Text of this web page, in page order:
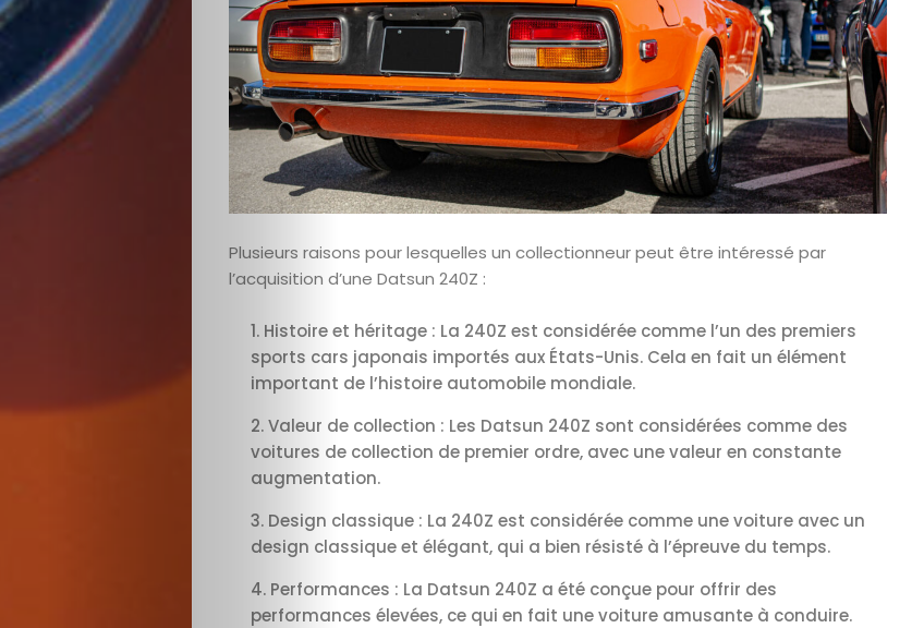
Plusieurs raisons pour lesquelles un collectionneur peut être intéressé par
l’acquisition d’une Datsun 240Z :
Histoire et héritage : La 240Z est considérée comme l’un des premiers
sports cars japonais importés aux États-Unis. Cela en fait un élément
important de l’histoire automobile mondiale.
Valeur de collection : Les Datsun 240Z sont considérées comme des
voitures de collection de premier ordre, avec une valeur en constante
augmentation.
Design classique : La 240Z est considérée comme une voiture avec un
design classique et élégant, qui a bien résisté à l’épreuve du temps.
Performances : La Datsun 240Z a été conçue pour offrir des
performances élevées, ce qui en fait une voiture amusante à conduire.